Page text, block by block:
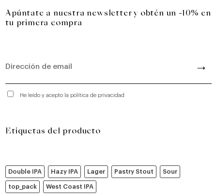
Apúntate a nuestra newsletter y obtén un -10% en
tu primera compra
He leído y acepto la política de privacidad
Etiquetas del producto
Double IPA Hazy IPA Lager Pastry Stout Sour
top_pack West Coast IPA